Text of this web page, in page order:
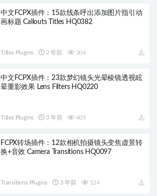
中文FCPX插件：15款线条呼出添加图片指引动
画标题 Callouts Titles HQ0382
Titles Plugins 2 年前 304
中文FCPX插件：23款梦幻镜头光晕棱镜透视眩
晕重影效果 Lens Filters HQ0220
Titles Plugins 3 年前 403
FCPX转场插件：12款相机拍摄镜头变焦虚景转
换+音效 Camera Transitions HQ0097
Transitions Plugins 3 年前 124